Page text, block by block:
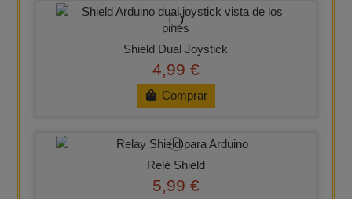
Shield Dual Joystick
4,99 €
Comprar
Relé Shield
5,99 €